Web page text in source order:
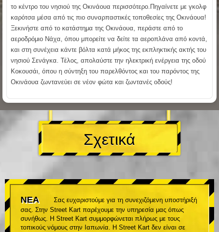
το κέντρο του νησιού της Οκινάουα περισσότερο.Πηγαίνετε με γκολφ
καρότσα μέσα από τις πιο συναρπαστικές τοποθεσίες της Οκινάουα!
Ξεκινήστε από το κατάστημα της Οκινάουα, περάστε από το
αεροδρόμιο Νάχα, όπου μπορείτε να δείτε τα αεροπλάνα από κοντά,
και στη συνέχεια κάντε βόλτα κατά μήκος της εκπληκτικής ακτής του
νησιού Σενάγκα. Τέλος, απολαύστε την ηλεκτρική ενέργεια της οδού
Κοκουσάι, όπου η σύντηξη του παρελθόντος και του παρόντος της
Οκινάουα ζωντανεύει σε νέον φώτα και ζωντανές οδούς!
Σχετικά
ΝΕΑ
Σας ευχαριστούμε για τη συνεχιζόμενη υποστήριξή
σας. Στην Street Kart παρέχουμε την υπηρεσία μας όπως
συνήθως. Η Street Kart συμμορφώνεται πλήρως με τους
τοπικούς νόμους στην Ιαπωνία. Η Street Kart δεν είναι σε